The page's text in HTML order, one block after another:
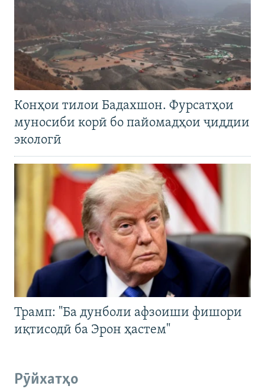
Конҳои тилои Бадахшон. Фурсатҳои
муносиби корӣ бо пайомадҳои ҷиддии
экологӣ
Трамп: "Ба дунболи афзоиши фишори
иқтисодӣ ба Эрон ҳастем"
Рӯйхатҳо